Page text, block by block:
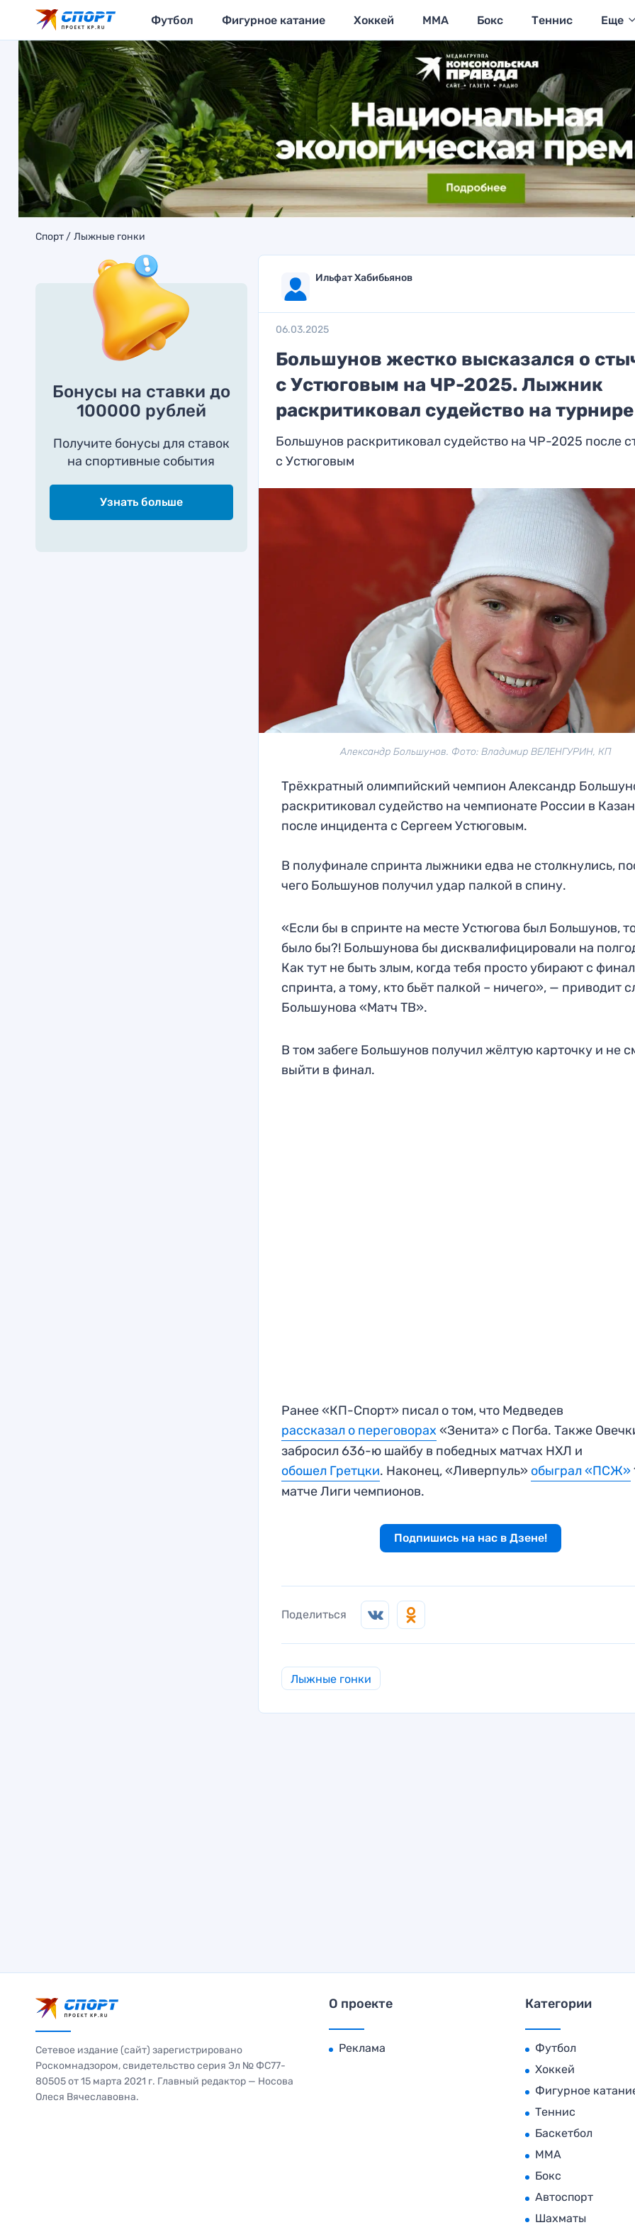
Футбол Фигурное катание Хоккей MMA Бокс Теннис Еще
Спорт Лыжные гонки
Бонусы на ставки до
100000 рублей
Получите бонусы для ставок
на спортивные события
Узнать больше
Ильфат Хабибьянов
06.03.2025
Большунов жестко высказался о
с Устюговым на ЧР-2025. Лыжник
раскритиковал судейство на турнире
Большунов раскритиковал судейство на ЧР-2025 после
с Устюговым
Александр Большунов. Фото: Владимир ВЕЛЕНГУРИН, КП
Трёхкратный олимпийский чемпион Александр
раскритиковал судейство на чемпионате России в
после инцидента с Сергеем Устюговым.
В полуфинале спринта лыжники едва не столкнулись,
чего Большунов получил удар палкой в спину.
«Если бы в спринте на месте Устюгова был Большунов,
было бы?! Большунова бы дисквалифицировали на
Как тут не быть злым, когда тебя просто убирают с
спринта, а тому, кто бьёт палкой – ничего», — приводит
Большунова «Матч ТВ».
В том забеге Большунов получил жёлтую карточку и не
выйти в финал.
Ранее «КП-Спорт» писал о том, что Медведев
рассказал о переговорах «Зенита» с Погба. Также
забросил 636-ю шайбу в победных матчах НХЛ и
обошел Гретцки. Наконец, «Ливерпуль» обыграл «ПСЖ»
матче Лиги чемпионов.
Подпишись на нас в Дзене!
Поделиться
Лыжные гонки
Сетевое издание (сайт) зарегистрировано
Роскомнадзором, свидетельство серия Эл № ФС77-
80505 от 15 марта 2021 г. Главный редактор — Носова
Олеся Вячеславовна.
О проекте
Реклама
Категории
Футбол
Хоккей
Фигурное
Теннис
Баскетбол
MMA
Бокс
Автоспорт
Шахматы